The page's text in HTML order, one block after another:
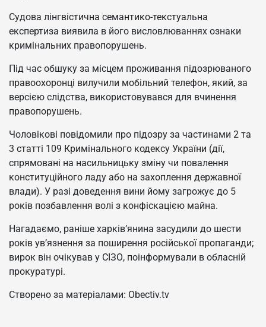
Судова лінгвістична семантико-текстуальна
експертиза виявила в його висловлюваннях ознаки
кримінальних правопорушень.
Під час обшуку за місцем проживання підозрюваного
правоохоронці вилучили мобільний телефон, який, за
версією слідства, використовувався для вчинення
правопорушень.
Чоловікові повідомили про підозру за частинами 2 та
3 статті 109 Кримінального кодексу України (дії,
спрямовані на насильницьку зміну чи повалення
конституційного ладу або на захоплення державної
влади). У разі доведення вини йому загрожує до 5
років позбавлення волі з конфіскацією майна.
Нагадаємо, раніше харків’янина засудили до шести
років ув’язнення за поширення російської пропаганди;
вирок він очікував у СІЗО, поінформували в обласній
прокуратурі.
Створено за матеріалами: Obectiv.tv